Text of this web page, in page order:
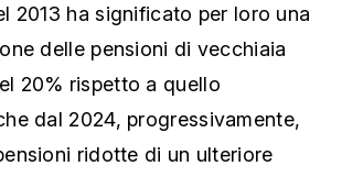
2013 ha significato per loro una
delle pensioni di vecchiaia
20% rispetto a quello
dal 2024, progressivamente,
ridotte di un ulteriore